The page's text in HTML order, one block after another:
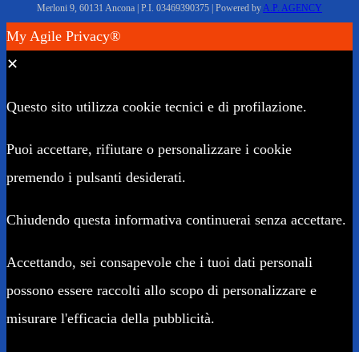
Merloni 9, 60131 Ancona | P.I. 03469390375 | Powered byA.P. AGENCY
My Agile Privacy®
✕
Questo sito utilizza cookie tecnici e di profilazione.
Puoi accettare, rifiutare o personalizzare i cookie
premendo i pulsanti desiderati.
Chiudendo questa informativa continuerai senza accettare.
Accettando, sei consapevole che i tuoi dati personali
possono essere raccolti allo scopo di personalizzare e
misurare l'efficacia della pubblicità.